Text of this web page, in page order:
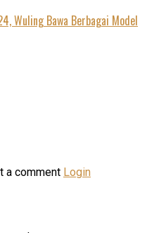
Wuling Bawa Berbagai Model
a comment Login